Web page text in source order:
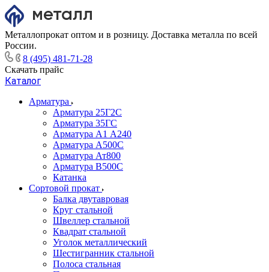
Металлопрокат оптом и в розницу. Доставка металла по всей
России.
8 (495) 481-71-28
Скачать прайс
Каталог
Арматура
Арматура 25Г2С
Арматура 35ГС
Арматура А1 А240
Арматура А500С
Арматура Ат800
Арматура В500С
Катанка
Сортовой прокат
Балка двутавровая
Круг стальной
Швеллер стальной
Квадрат стальной
Уголок металлический
Шестигранник стальной
Полоса стальная